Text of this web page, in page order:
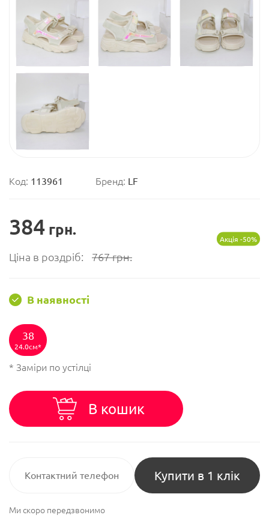
Код: 113961 Бренд: LF
384 грн.
Ціна в роздріб: 767грн.
Акція -50%
В наявності
38
24.0см
* Заміри по устілці
В кошик
Купити в 1 клік
Ми скоро передзвонимо